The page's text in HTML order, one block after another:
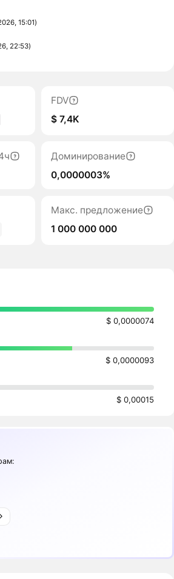
15:01)
22:53)
FDV
$ 7,4K
Доминирование
0,0000003%
Макс. предложение
1 000 000 000
$ 0,0000074
$ 0,0000093
$ 0,00015